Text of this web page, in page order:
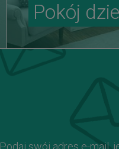
Pokój
Podaj swój adres e-mail,